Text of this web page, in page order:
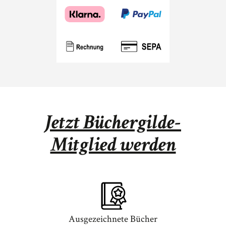
Jetzt Büchergilde-
Mitglied werden
Ausgezeichnete Bücher